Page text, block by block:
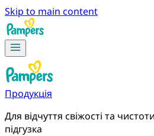
Skip to main content
Продукція
Для відчуття свіжості та
підгузка